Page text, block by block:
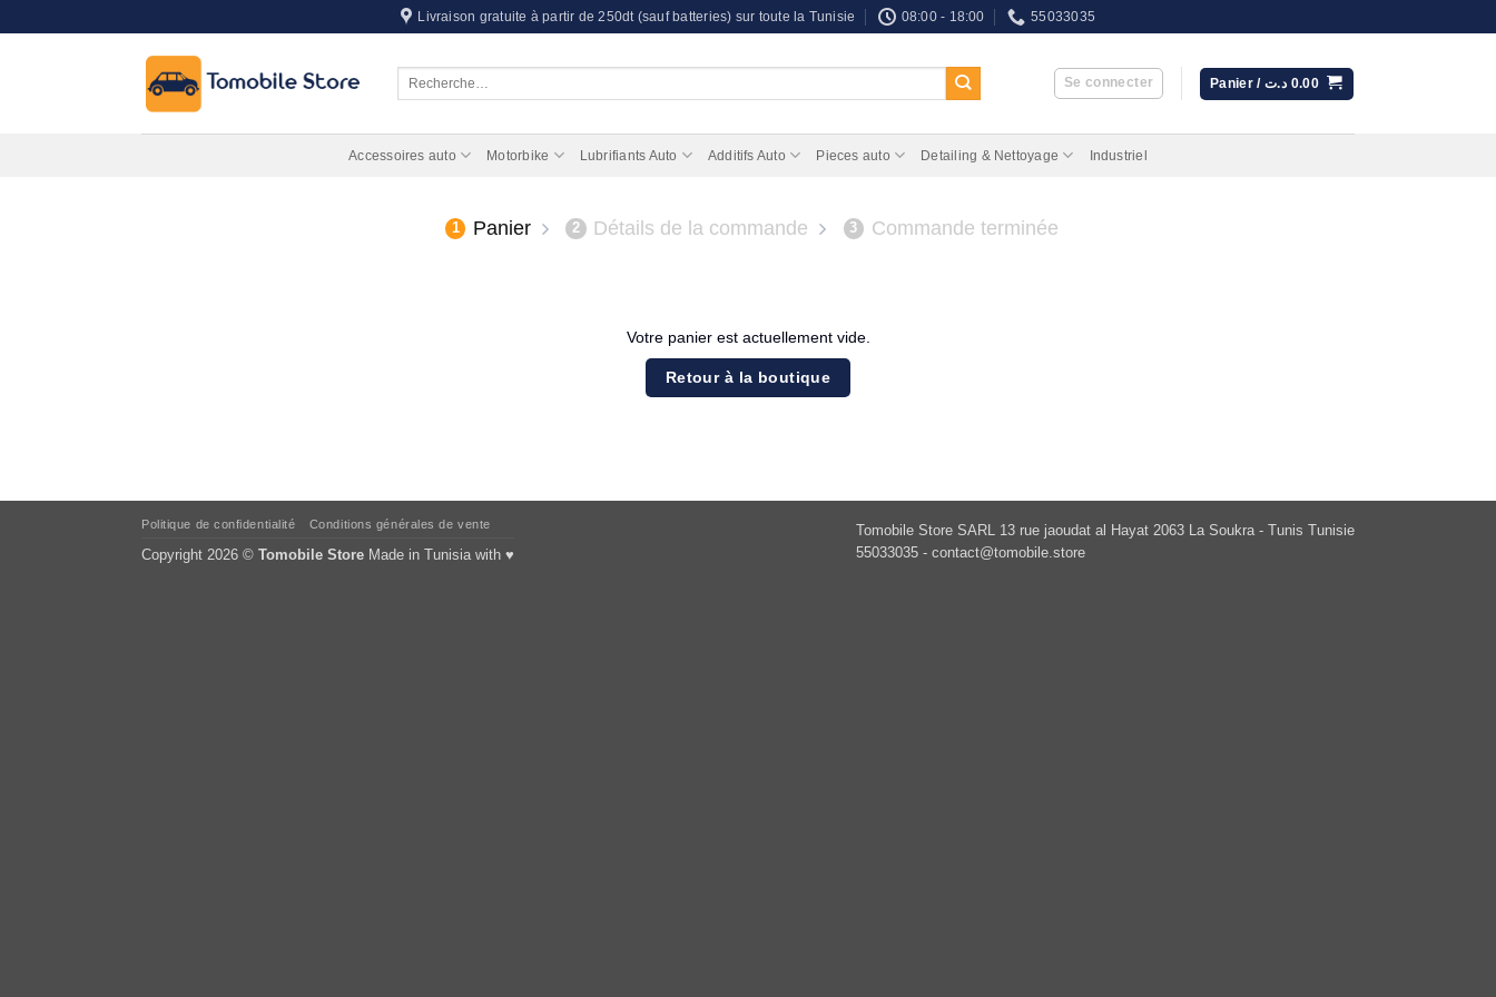
au
Livraison gratuite à partir de 250dt (sauf batteries) sur toute la Tunisie 08:00 - 18:00 55033035
Se connecter Panier / 0.00 د.ت
Accessoires auto Motorbike Lubrifiants Auto Additifs Auto Pieces auto Detailing & Nettoyage Industriel
1 Panier 2 Détails de la commande 3 Commande terminée
Votre panier est actuellement vide.
Retour à la boutique
Tomobile Store SARL 13 rue jaoudat al Hayat 2063 La Soukra - Tunis Tunisie
55033035 - contact@tomobile.store
Politique de confidentialité Conditions générales de vente
Copyright 2026 © Tomobile Store Made in Tunisia with ♥